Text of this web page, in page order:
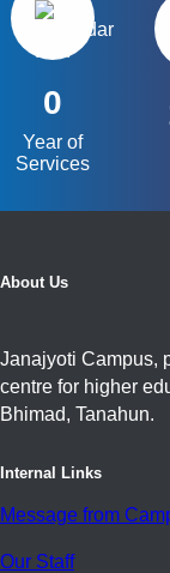
0
Year of
Services
About Us
Janajyoti Campus,
centre for higher
Bhimad, Tanahun.
Internal Links
Message from
Our Staff